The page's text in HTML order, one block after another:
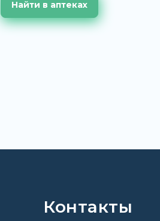
Найти в аптеках
Контакты